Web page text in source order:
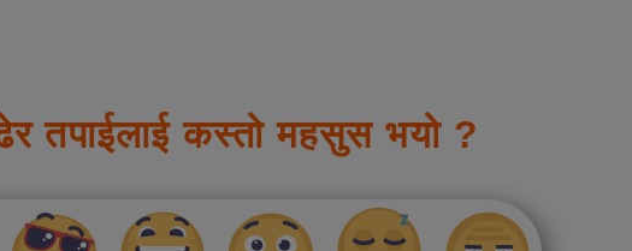
तपाईलाई कस्तो महसुस भयो ?